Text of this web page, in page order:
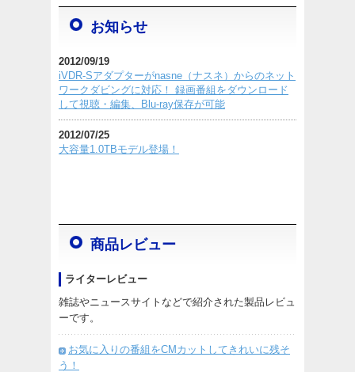
お知らせ
2012/09/19
iVDR-Sアダプターがnasne（ナスネ）からのネット
ワークダビングに対応！ 録画番組をダウンロード
して視聴・編集、Blu-ray保存が可能
2012/07/25
大容量1.0TBモデル登場！
商品レビュー
ライターレビュー
雑誌やニュースサイトなどで紹介された製品レビュ
ーです。
お気に入りの番組をCMカットしてきれいに残そ
う！